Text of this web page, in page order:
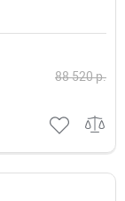
88 520 р.